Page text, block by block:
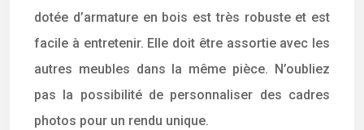
dotée d’armature en bois est très robuste et est
facile à entretenir. Elle doit être assortie avec les
autres meubles dans la même pièce. N’oubliez
pas la possibilité de personnaliser des cadres
photos pour un rendu unique.